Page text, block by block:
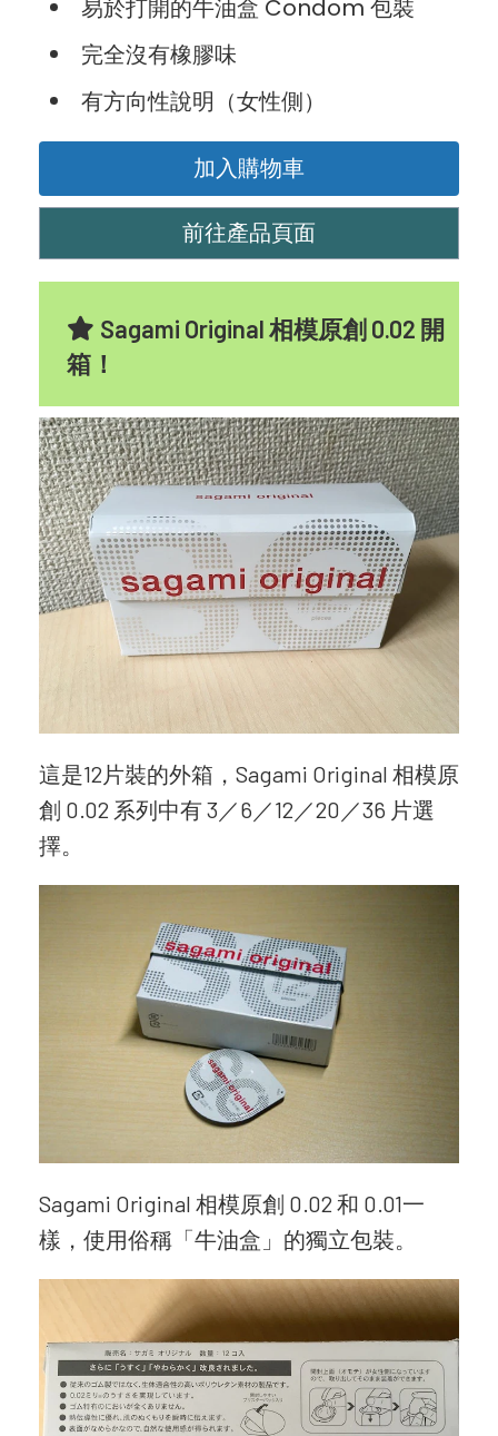
易於打開的牛油盒 Condom 包裝
完全沒有橡膠味
有方向性說明（女性側）
加入購物車
前往產品頁面
Sagami Original 相模原創 0.02 開
箱！
這是12片裝的外箱，Sagami Original 相模原
創 0.02 系列中有 3／6／12／20／36 片選
擇。
Sagami Original 相模原創 0.02 和 0.01一
樣，使用俗稱「牛油盒」的獨立包裝。